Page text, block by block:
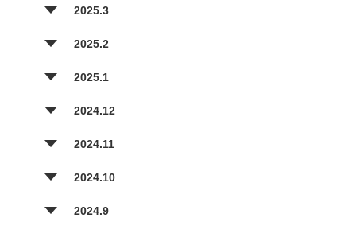
2025.3
2025.2
2025.1
2024.12
2024.11
2024.10
2024.9